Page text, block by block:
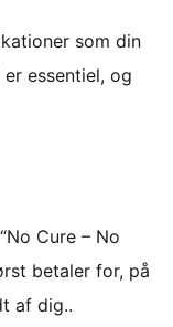
som din
essentiel, og
Cure – No
betaler for, på
af dig..